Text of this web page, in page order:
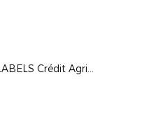
Soirée PEF LABELS Crédit Agricole